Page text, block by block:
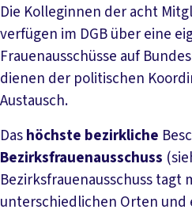
Die Kolleginnen der acht
verfügen im DGB über eine
Frauenausschüsse auf
dienen der politischen
Austausch.
Dashöchste bezirkliche
Bezirksfrauenausschuss
Bezirksfrauenausschuss tagt
unterschiedlichen Orten